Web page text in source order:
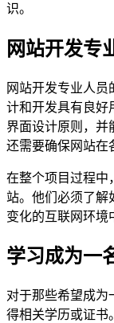
识。
网站开发专
网站开发专业人
计和开发具有良好
界面设计原则，并
还需要确保网站在
在整个项目过程中
站。他们必须了解
变化的互联网环境
学习成为一
对于那些希望成为
得相关学历或证书